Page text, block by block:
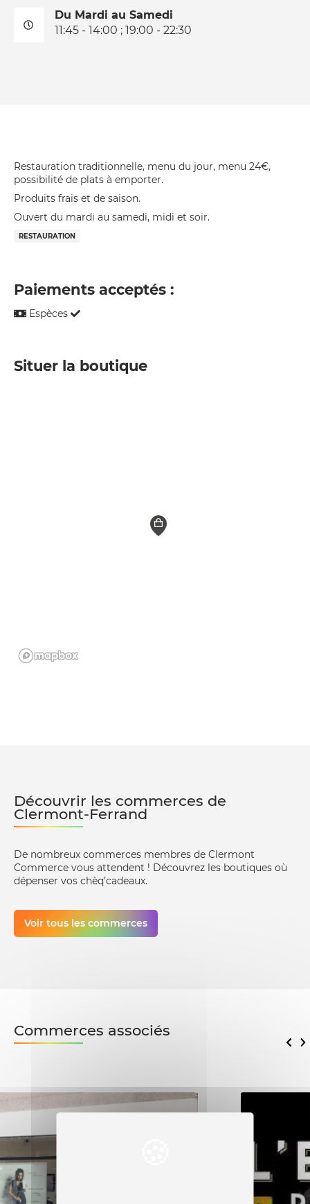
Du Mardi au Samedi
11:45 - 14:00 ; 19:00 - 22:30
Restauration traditionnelle, menu du jour, menu 24€,
possibilité de plats à emporter.
Produits frais et de saison.
Ouvert du mardi au samedi, midi et soir.
RESTAURATION
Paiements acceptés :
Espèces
Situer la boutique
Découvrir les commerces de
Clermont-Ferrand
De nombreux commerces membres de Clermont
Commerce vous attendent ! Découvrez les boutiques où
dépenser vos chèq’cadeaux.
Voir tous les commerces
Commerces associés